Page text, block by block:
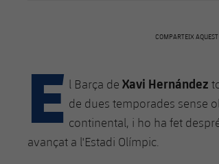
COMPARTEIX
E l Barça de Xavi Hernández
de dues temporades sense
continental, i ho ha fet
avançat a l'Estadi Olímpic.